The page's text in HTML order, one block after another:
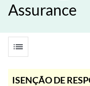
Assurance
list
ISENÇÃO DE